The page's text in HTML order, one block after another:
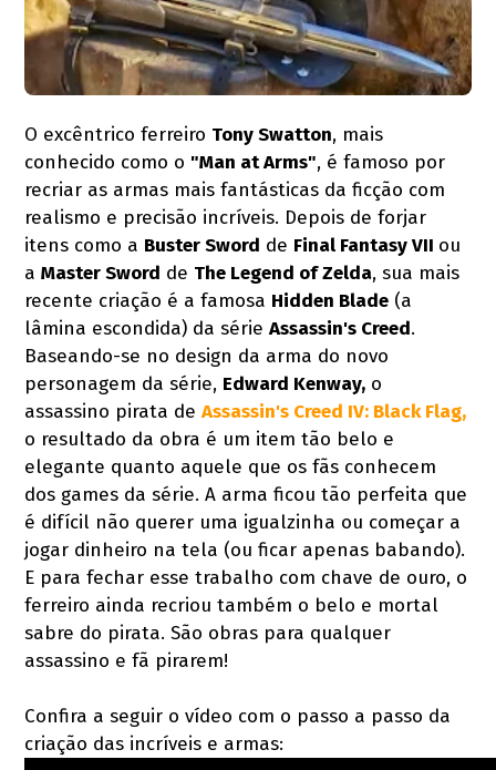
O excêntrico ferreiro Tony Swatton, mais
conhecido como o "Man at Arms", é famoso por
recriar as armas mais fantásticas da ficção com
realismo e precisão incríveis. Depois de forjar
itens como a Buster Sword de Final Fantasy VII ou
aMaster Sword de The Legend of Zelda, sua mais
recente criação é a famosa Hidden Blade (a
lâmina escondida) da sérieAssassin's Creed.
Baseando-se no design da arma do novo
personagem da série, Edward Kenway, o
assassino pirata deAssassin's Creed IV: Black Flag,
o resultado da obra é um item tão belo e
elegante quanto aquele que os fãs conhecem
dos games da série. A arma ficou tão perfeita que
é difícil não querer uma igualzinha ou começar a
jogar dinheiro na tela (ou ficar apenas babando).
E para fechar esse trabalho com chave de ouro, o
ferreiro ainda recriou também o belo e mortal
sabre do pirata. São obras para qualquer
assassino e fã pirarem!
Confira a seguir o vídeo com o passo a passo da
criação das incríveis e armas: